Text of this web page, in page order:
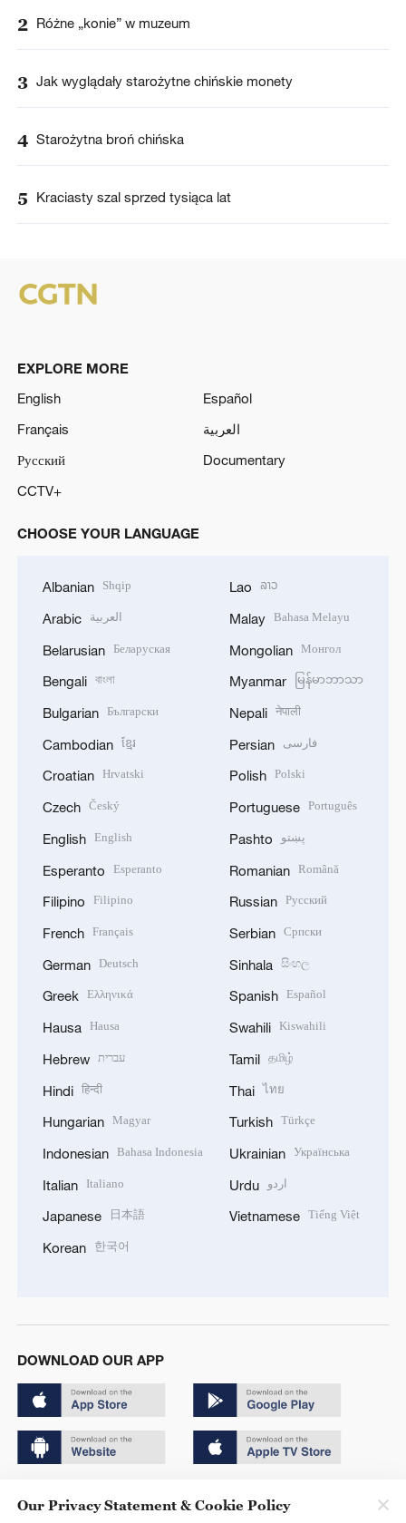
2 Różne „konie” w muzeum
3 Jak wyglądały starożytne chińskie monety
4 Starożytna broń chińska
5 Kraciasty szal sprzed tysiąca lat
EXPLORE MORE
English
Español
Français
العربية
Русский
Documentary
CCTV+
CHOOSE YOUR LANGUAGE
Albanian Shqip
Arabic العربية
Belarusian Беларуская
Bengali বাংলা
Bulgarian Български
Cambodian ខ្មែរ
Croatian Hrvatski
Czech Český
English English
Esperanto Esperanto
Filipino Filipino
French Français
German Deutsch
Greek Ελληνικά
Hausa Hausa
Hebrew עברית
Hindi हिन्दी
Hungarian Magyar
Indonesian Bahasa Indonesia
Italian Italiano
Japanese 日本語
Korean 한국어
Lao ລາວ
Malay Bahasa Melayu
Mongolian Монгол
Myanmar မြန်မာဘာသာ
Nepali नेपाली
Persian فارسی
Polish Polski
Portuguese Português
Pashto پښتو
Romanian Română
Russian Русский
Serbian Српски
Sinhala සිංහල
Spanish Español
Swahili Kiswahili
Tamil தமிழ்
Thai ไทย
Turkish Türkçe
Ukrainian Українська
Urdu اردو
Vietnamese Tiếng Việt
DOWNLOAD OUR APP
Our Privacy Statement & Cookie Policy